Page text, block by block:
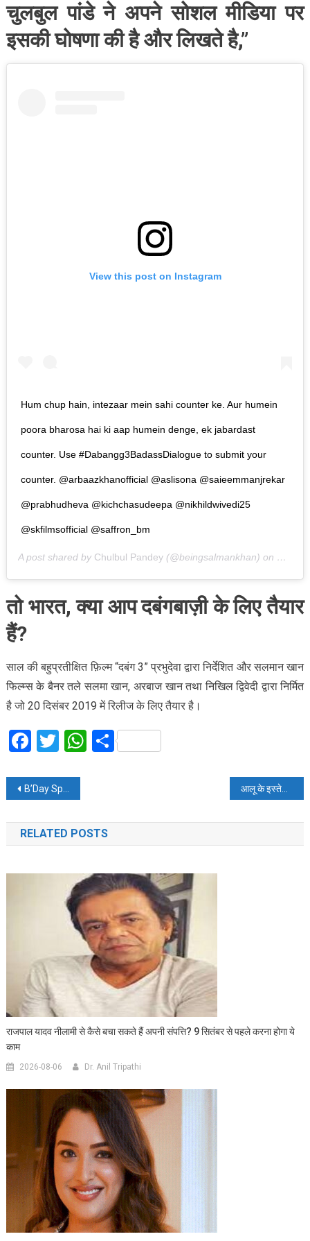
चुलबुल पांडे ने अपने सोशल मीडिया पर
इसकी घोषणा की है और लिखते है,”
View this post on Instagram
Hum chup hain, intezaar mein sahi counter ke. Aur humein
poora bharosa hai ki aap humein denge, ek jabardast
counter. Use #Dabangg3BadassDialogue to submit your
counter. @arbaazkhanofficial @aslisona @saieemmanjrekar
@prabhudheva @kichchasudeepa @nikhildwivedi25
@skfilmsofficial @saffron_bm
A post shared by Chulbul Pandey(@beingsalmankhan) on Nov
तो भारत, क्या आप दबंगबाज़ी के लिए तैयार
हैं?
साल की बहुप्रतीक्षित फ़िल्म “दबंग 3” प्रभुदेवा द्वारा निर्देशित और सलमान खान
फिल्म्स के बैनर तले सलमा खान, अरबाज खान तथा निखिल द्विवेदी द्वारा निर्मित
है जो 20 दिसंबर 2019 में रिलीज के लिए तैयार है।
Facebook
Twitter
WhatsApp
Share
Post
navigation
B’Day Spl: रोमांस के मामले में पिता को पीछे छोड़ चुके है आर्यन, रह चुकी हैं इतनी गर्ल फ्रेंड आलू के इस्तेमाल से पाएं बेदाग चेहरा, एक बार जरूर आजमाएं
RELATED POSTS
राजपाल यादव नीलामी से कैसे बचा सकते हैं अपनी संपत्ति? 9 सितंबर से पहले करना होगा ये
काम
2026-08-06 Dr. Anil Tripathi